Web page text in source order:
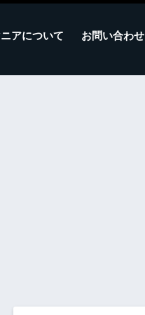
アについて お問い合わせ